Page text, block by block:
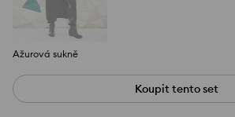
Ažurová sukně
Koupit tento set